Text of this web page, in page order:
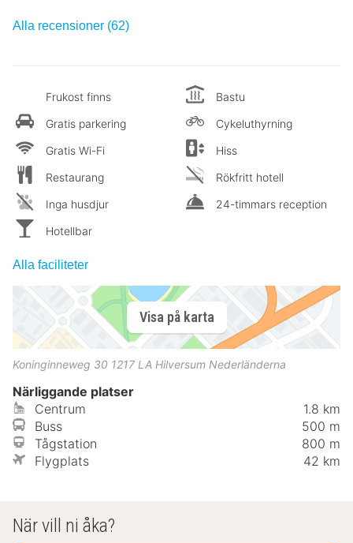
Alla recensioner (62)
Frukost finns
Gratis parkering
Gratis Wi-Fi
Restaurang
Inga husdjur
Hotellbar
Bastu
Cykeluthyrning
Hiss
Rökfritt hotell
24-timmars reception
Alla faciliteter
Visa på karta
Koninginneweg 30 1217 LA Hilversum Nederländerna
Närliggande platser
Centrum
1.8 km
Buss
500 m
Tågstation
800 m
Flygplats
42 km
När vill ni åka?